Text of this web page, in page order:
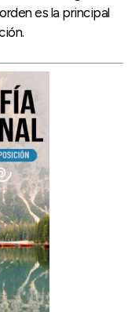
es la principal